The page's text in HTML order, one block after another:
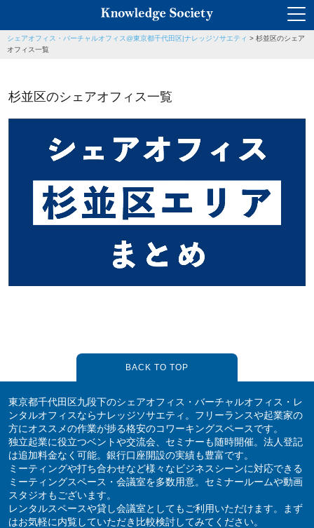
シェアオフィス・バーチャルオフィス@東京都千代田区|ナレッジソサエティ > 杉並区のシェア
オフィス一覧
杉並区のシェアオフィス一覧
BACK TO TOP
東京都千代田区九段下のシェアオフィス・バーチャルオフィス・レ
ンタルオフィスならナレッジソサエティ。フリーランスや起業家の
方にオススメの作業が捗る格安のコワーキングスペースです。
独立起業に役立つベントや交流会、セミナーも随時開催。法人登記
は追加料金なく可能。銀行口座開設の実績も豊富です。
ミーティングや打ち合わせなど様々なビジネスシーンに対応できる
ミーティングスペース・会議室を多数用意。セミナールームや動画
スタジオもございます。
レンタルスペースや貸し会議室としてもご利用いただけます。まず
はお気軽に内覧していただき比較検討してみてください。